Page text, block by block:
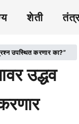
शेती
उपस्थित करणार का?”
उद्धव